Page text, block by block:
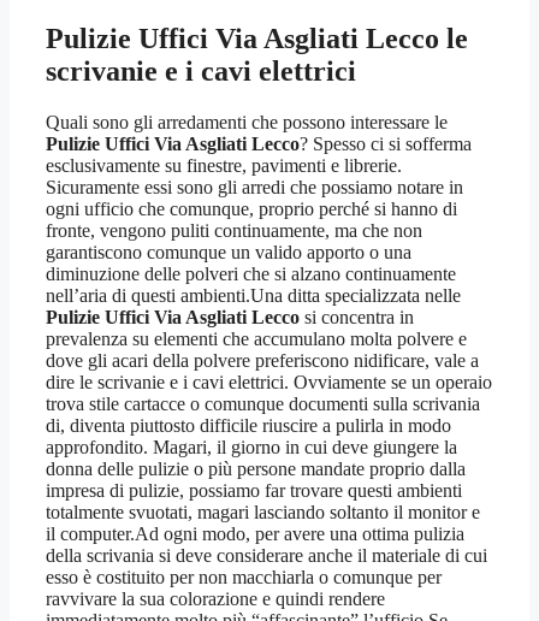
Pulizie Uffici Via Asgliati Lecco le
scrivanie e i cavi elettrici
Quali sono gli arredamenti che possono interessare le
Pulizie Uffici Via Asgliati Lecco? Spesso ci si sofferma
esclusivamente su finestre, pavimenti e librerie.
Sicuramente essi sono gli arredi che possiamo notare in
ogni ufficio che comunque, proprio perché si hanno di
fronte, vengono puliti continuamente, ma che non
garantiscono comunque un valido apporto o una
diminuzione delle polveri che si alzano continuamente
nell’aria di questi ambienti.Una ditta specializzata nelle
Pulizie Uffici Via Asgliati Lecco si concentra in
prevalenza su elementi che accumulano molta polvere e
dove gli acari della polvere preferiscono nidificare, vale a
dire le scrivanie e i cavi elettrici. Ovviamente se un operaio
trova stile cartacce o comunque documenti sulla scrivania
di, diventa piuttosto difficile riuscire a pulirla in modo
approfondito. Magari, il giorno in cui deve giungere la
donna delle pulizie o più persone mandate proprio dalla
impresa di pulizie, possiamo far trovare questi ambienti
totalmente svuotati, magari lasciando soltanto il monitor e
il computer.Ad ogni modo, per avere una ottima pulizia
della scrivania si deve considerare anche il materiale di cui
esso è costituito per non macchiarla o comunque per
ravvivare la sua colorazione e quindi rendere